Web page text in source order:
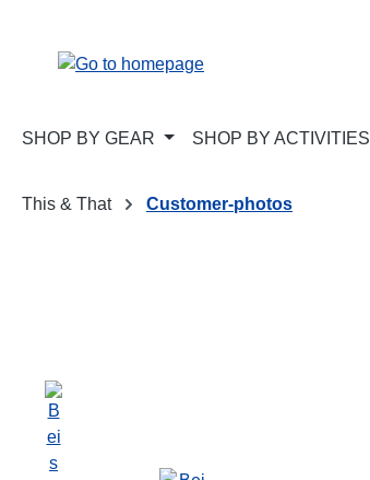
SHOP BY GEAR SHOP BY ACTIVITIES
This & That Customer-photos